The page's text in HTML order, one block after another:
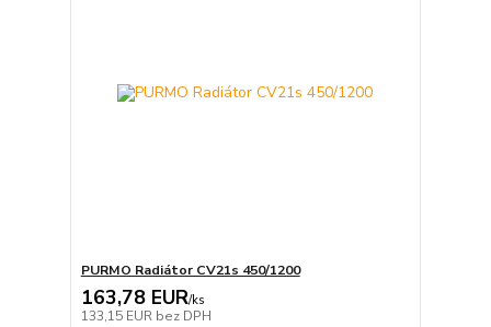
PURMO Radiátor CV21s 450/1200
163,78 EUR/ks
133,15 EUR bez DPH